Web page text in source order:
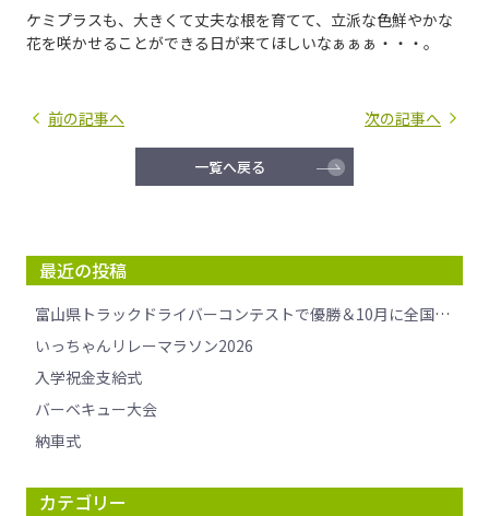
ケミプラスも、大きくて丈夫な根を育てて、立派な色鮮やかな
花を咲かせることができる日が来てほしいなぁぁぁ・・・。
前の記事へ 次の記事へ
一覧へ戻る
最近の投稿
富山県トラックドライバーコンテストで優勝＆10月に全国大会へ挑戦します！
いっちゃんリレーマラソン2026
入学祝金支給式
バーベキュー大会
納車式
カテゴリー